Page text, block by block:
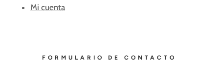
Mi cuenta
FORMULARIO DE CONTACTO